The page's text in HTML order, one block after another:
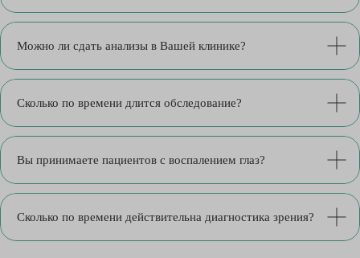
Можно ли сдать анализы в Вашей клинике?
Сколько по времени длится обследование?
Вы принимаете пациентов с воспалением глаз?
Сколько по времени действительна диагностика зрения?